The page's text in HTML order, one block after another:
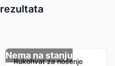
rezultata
Nema na stanju
Rukohvat za nošenje